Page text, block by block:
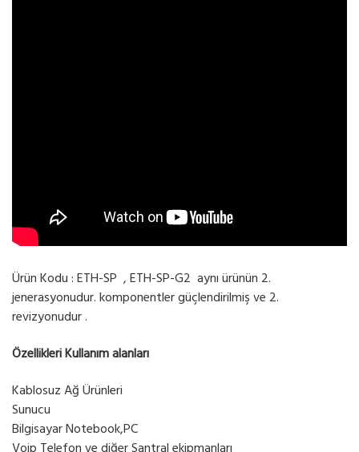
Ürün Kodu : ETH-SP , ETH-SP-G2 aynı ürünün 2.
jenerasyonudur. komponentler güçlendirilmiş ve 2.
revizyonudur .
Özellikleri Kullanım alanları
Kablosuz Ağ Ürünleri
Sunucu
Bilgisayar Notebook,PC